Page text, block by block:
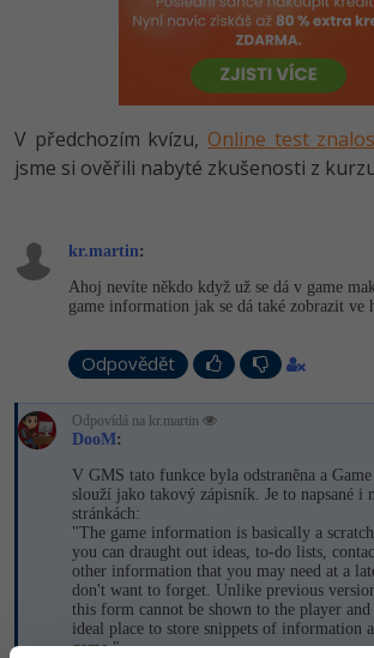
HTML5, CSS3, Bootstrap, SEO
SQL a databáze
Testování a verzování
ASP.NET MVC
Django
Best practices
JavaScript
Python
MS-SQL
SQLite
Vývojář mobilních aplikací
Specialista na AI a bigdata
C# Game developer
Webdesigner
Tester
Systémový administrátor
Grafik / UX/UI návrhář
3D grafik
Projektový manažer
Databázový analytik
Copywriter
WordPress specialista
Python -80%
JavaScript -80%
PHP
-80%
Swift
Kotlin -80%
C -80%
VB.NET
SQL
Návrh SW
Algoritmy -41%
Umělá inteligence (AI) -10%
V předchozím kvízu, Online test
jsme si ověřili nabyté zkušenosti z
kr.martin:
Ahoj nevíte někdo když už se dá v game
game information jak se dá také zobrazit ve
Odpovědět
Odpovídá na kr.martin
DooM:
V GMS tato funkce byla odstraněna a
slouží jako takový zápisník. Je to napsané i
stránkách:
"The game information is basically a
you can draught out ideas, to-do lists,
other information that you may need at a
don't want to forget. Unlike previous
this form cannot be shown to the player and
ideal place to store snippets of information
game."